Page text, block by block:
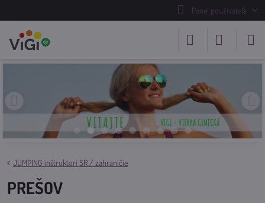
Panel používateľa
JUMPING inštruktori SR / zahraničie
PREŠOV